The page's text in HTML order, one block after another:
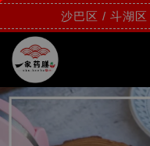
沙巴区 / 斗湖